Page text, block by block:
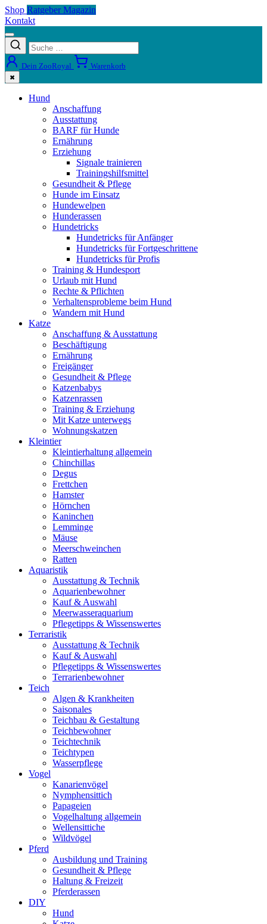
Shop Ratgeber Magazin
Kontakt
Dein ZooRoyal Warenkorb
✖
Hund
Anschaffung
Ausstattung
BARF für Hunde
Ernährung
Erziehung
Signale trainieren
Trainingshilfsmittel
Gesundheit & Pflege
Hunde im Einsatz
Hundewelpen
Hunderassen
Hundetricks
Hundetricks für Anfänger
Hundetricks für Fortgeschrittene
Hundetricks für Profis
Training & Hundesport
Urlaub mit Hund
Rechte & Pflichten
Verhaltensprobleme beim Hund
Wandern mit Hund
Katze
Anschaffung & Ausstattung
Beschäftigung
Ernährung
Freigänger
Gesundheit & Pflege
Katzenbabys
Katzenrassen
Training & Erziehung
Mit Katze unterwegs
Wohnungskatzen
Kleintier
Kleintierhaltung allgemein
Chinchillas
Degus
Frettchen
Hamster
Hörnchen
Kaninchen
Lemminge
Mäuse
Meerschweinchen
Ratten
Aquaristik
Ausstattung & Technik
Aquarienbewohner
Kauf & Auswahl
Meerwasseraquarium
Pflegetipps & Wissenswertes
Terraristik
Ausstattung & Technik
Kauf & Auswahl
Pflegetipps & Wissenswertes
Terrarienbewohner
Teich
Algen & Krankheiten
Saisonales
Teichbau & Gestaltung
Teichbewohner
Teichtechnik
Teichtypen
Wasserpflege
Vogel
Kanarienvögel
Nymphensittich
Papageien
Vogelhaltung allgemein
Wellensittiche
Wildvögel
Pferd
Ausbildung und Training
Gesundheit & Pflege
Haltung & Freizeit
Pferderassen
DIY
Hund